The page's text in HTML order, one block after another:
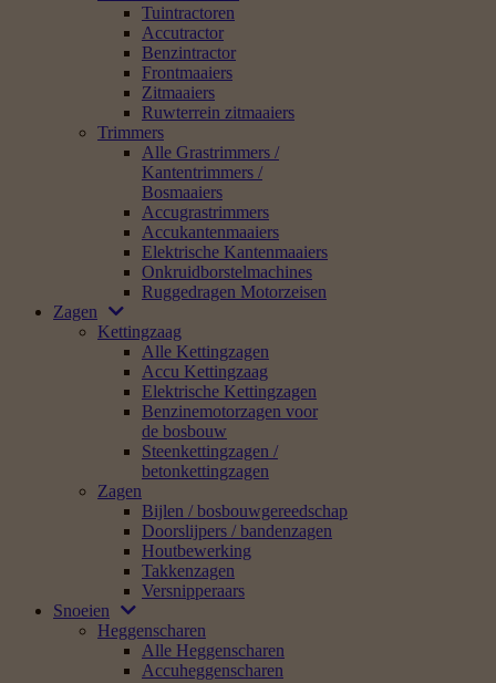
Tuintractoren
Accutractor
Benzintractor
Frontmaaiers
Zitmaaiers
Ruwterrein zitmaaiers
Trimmers
Alle Grastrimmers /
Kantentrimmers /
Bosmaaiers
Accugrastrimmers
Accukantenmaaiers
Elektrische Kantenmaaiers
Onkruidborstelmachines
Ruggedragen Motorzeisen
Zagen
Kettingzaag
Alle Kettingzagen
Accu Kettingzaag
Elektrische Kettingzagen
Benzinemotorzagen voor
de bosbouw
Steenkettingzagen /
betonkettingzagen
Zagen
Bijlen / bosbouwgereedschap
Doorslijpers / bandenzagen
Houtbewerking
Takkenzagen
Versnipperaars
Snoeien
Heggenscharen
Alle Heggenscharen
Accuheggenscharen